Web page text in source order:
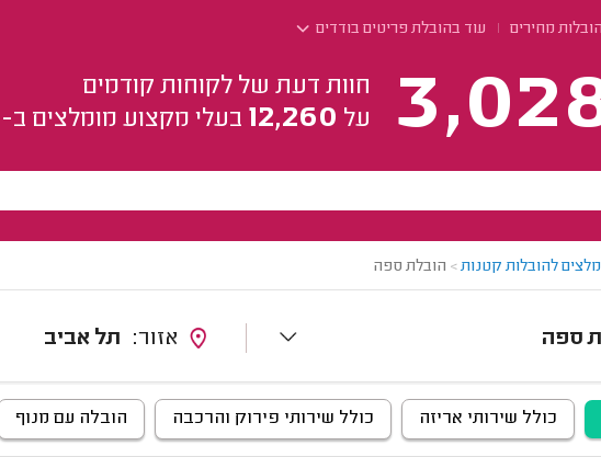
הובלות מחירים עוד בהובלת פריטים בודדים
חוות דעת של לקוחות קודמים
על 12,260 בעלי מקצוע מומלצים ב-
להובלות קטנות> הובלת ספה
ספה תל אביב
כולל שירותי אריזה כולל שירותי פירוק והרכבה הובלה עם מנוף